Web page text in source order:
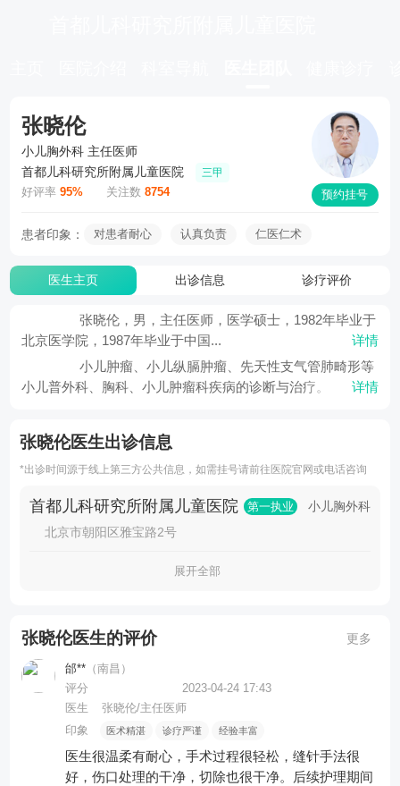
张晓伦
小儿胸外科 主任医师
首都儿科研究所附属儿童医院
三甲
好评率95% 关注数8754 预约挂号
患者印象： 对患者耐心 认真负责 仁医仁术
医生主页 出诊信息 诊疗评价
张晓伦，男，主任医师，医学硕士，1982年毕业于
北京医学院，1987年毕业于中国...
详情
小儿肿瘤、小儿纵膈肿瘤、先天性支气管肺畸形等
小儿普外科、胸科、小儿肿瘤科疾病的诊断与治疗。
详情
张晓伦医生出诊信息
*出诊时间源于线上第三方公共信息，如需挂号请前往医院官网或电话咨询
首都儿科研究所附属儿童医院 第一执业
小儿胸外科
北京市朝阳区雅宝路2号
展开全部
张晓伦医生的评价 更多
邰**（南昌）
评分
2023-04-24 17:43
医生
张晓伦/主任医师
印象
医术精湛 诊疗严谨 经验丰富
医生很温柔有耐心，手术过程很轻松，缝针手法很
好，伤口处理的干净，切除也很干净。后续护理期间